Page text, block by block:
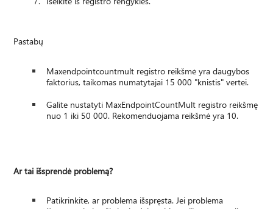
Pastabų
Maxendpointcountmult registro reikšmė yra daugybos
faktorius, taikomas numatytajai 15 000 "knistis" vertei.
Galite nustatyti MaxEndpointCountMult registro reikšmę
nuo 1 iki 50 000. Rekomenduojama reikšmė yra 10.
Ar tai išsprendė problemą?
Patikrinkite, ar problema išspręsta. Jei problema